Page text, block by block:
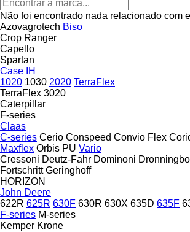
Não foi encontrado nada relacionado com
Azovagrotech Biso
Crop Ranger
Capello
Spartan
Case IH
1020 1030 2020 TerraFlex
TerraFlex 3020
Caterpillar
F-series
Claas
C-series Cerio Conspeed Convio Flex
Maxflex Orbis PU Vario
Cressoni Deutz-Fahr Dominoni
Fortschritt Geringhoff
HORIZON
John Deere
622R 625R 630F 630R 630X 635D 635F
F-series M-series
Kemper Krone